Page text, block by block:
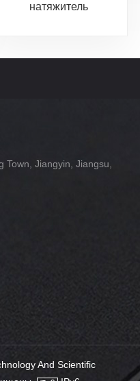
натяжитель
Town, Jiangyin, Jiangsu,
And Scientific